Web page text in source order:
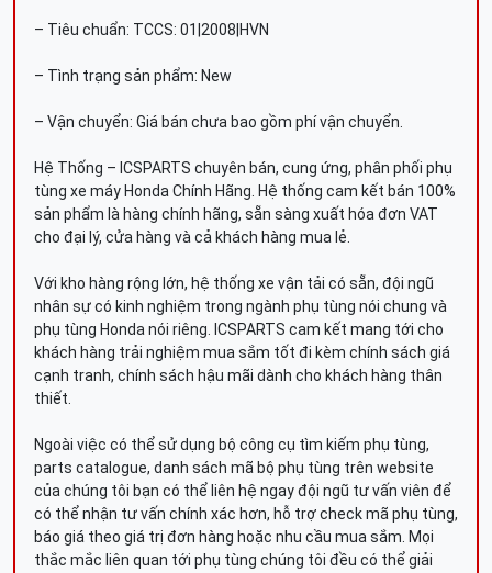
– Tiêu chuẩn: TCCS: 01|2008|HVN
– Tình trạng sản phẩm: New
– Vận chuyển: Giá bán chưa bao gồm phí vận chuyển.
Hệ Thống – ICSPARTS chuyên bán, cung ứng, phân phối phụ
tùng xe máy Honda Chính Hãng. Hệ thống cam kết bán 100%
sản phẩm là hàng chính hãng, sẵn sàng xuất hóa đơn VAT
cho đại lý, cửa hàng và cả khách hàng mua lẻ.
Với kho hàng rộng lớn, hệ thống xe vận tải có sẵn, đội ngũ
nhân sự có kinh nghiệm trong ngành phụ tùng nói chung và
phụ tùng Honda nói riêng. ICSPARTS cam kết mang tới cho
khách hàng trải nghiệm mua sắm tốt đi kèm chính sách giá
cạnh tranh, chính sách hậu mãi dành cho khách hàng thân
thiết.
Ngoài việc có thể sử dụng bộ công cụ tìm kiếm phụ tùng,
parts catalogue, danh sách mã bộ phụ tùng trên website
của chúng tôi bạn có thể liên hệ ngay đội ngũ tư vấn viên để
có thể nhận tư vấn chính xác hơn, hỗ trợ check mã phụ tùng,
báo giá theo giá trị đơn hàng hoặc nhu cầu mua sắm. Mọi
thắc mắc liên quan tới phụ tùng chúng tôi đều có thể giải